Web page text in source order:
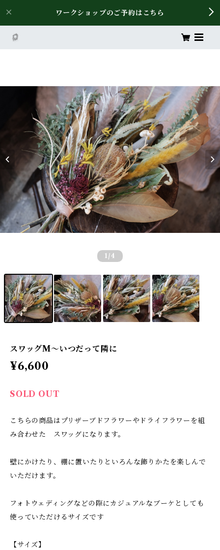
ワークショップのご予約はこちら
1 /4
スワッグM〜いつだって隣に
¥6,600
SOLD OUT
こちらの商品はプリザーブドフラワーやドライフラワーを組
み合わせた スワッグになります。
壁にかけたり、棚に置いたりといろんな飾りかたを楽しんで
いただけます。
フォトウェディングなどの際にカジュアルなブーケとしても
使っていただけるサイズです
【サイズ】